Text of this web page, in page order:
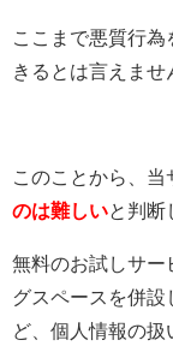
ここまで悪質行
きるとは言えませ
このことから、当
のは難しいと判断
無料のお試しサー
グスペースを併設
ど、個人情報の